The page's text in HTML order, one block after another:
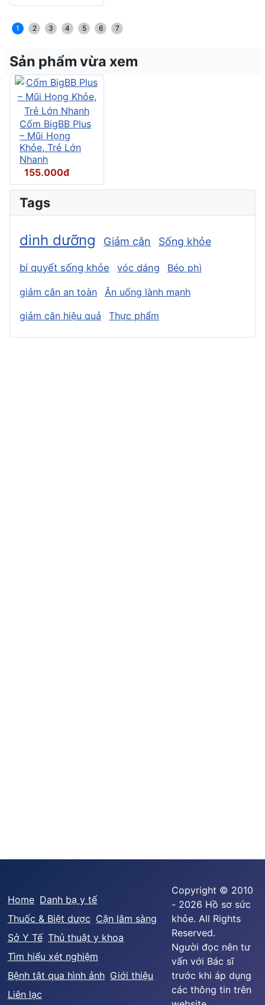
1 2 3 4 5 6 7
Sản phẩm vừa xem
Cốm BigBB Plus
– Mũi Họng
Khỏe, Trẻ Lớn
Nhanh
155.000đ
Tags
dinh dưỡng Giảm cân Sống khỏe
bí quyết sống khỏe vóc dáng Béo phì
giảm cân an toàn
Ăn uống lành mạnh
giảm cân hiệu quả
Thực phẩm
Home Danh bạ y tế
Thuốc & Biệt dược Cận lâm sàng
Sở Y Tế Thủ thuật y khoa
Tìm hiểu xét nghiệm
Bệnh tật qua hình ảnh Giới thiệu
Liên lạc
Copyright © 2010
- 2026 Hồ sơ sức
khỏe. All Rights
Reserved.
Người đọc nên tư
vấn với Bác sĩ
trước khi áp dụng
các thông tin trên